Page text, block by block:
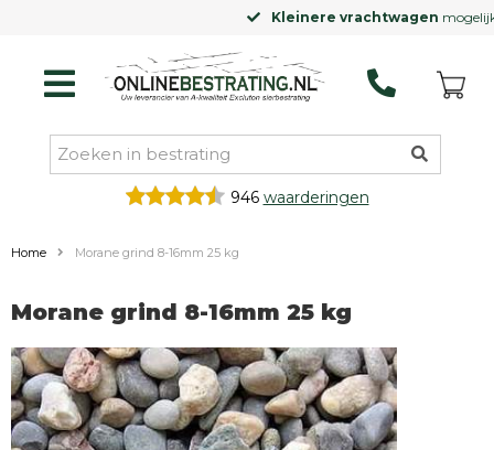
Kleinere vrachtwagenmogelijk
946 waarderingen
Home Morane grind 8-16mm 25 kg
Morane grind 8-16mm 25 kg